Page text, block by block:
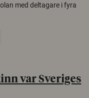
med deltagare i fyra
var Sveriges